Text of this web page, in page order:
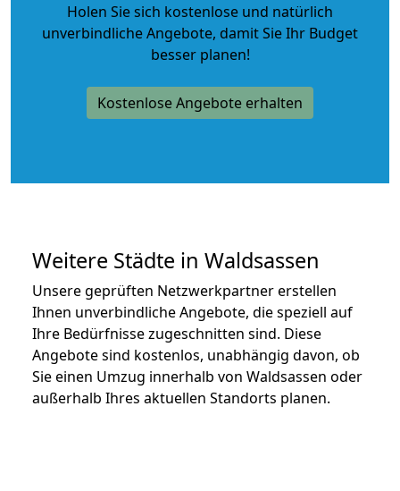
Holen Sie sich kostenlose und natürlich
unverbindliche Angebote, damit Sie Ihr Budget
besser planen!
Kostenlose Angebote erhalten
Weitere Städte in Waldsassen
Unsere geprüften Netzwerkpartner erstellen
Ihnen unverbindliche Angebote, die speziell auf
Ihre Bedürfnisse zugeschnitten sind. Diese
Angebote sind kostenlos, unabhängig davon, ob
Sie einen Umzug innerhalb von Waldsassen oder
außerhalb Ihres aktuellen Standorts planen.